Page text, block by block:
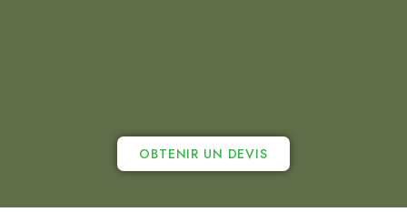
OBTENIR UN DEVIS